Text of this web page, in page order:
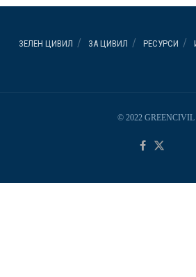
ЗЕЛЕН ЦИВИЛ ЗА ЦИВИЛ РЕСУРСИ
© 2022 GREENCIVIL